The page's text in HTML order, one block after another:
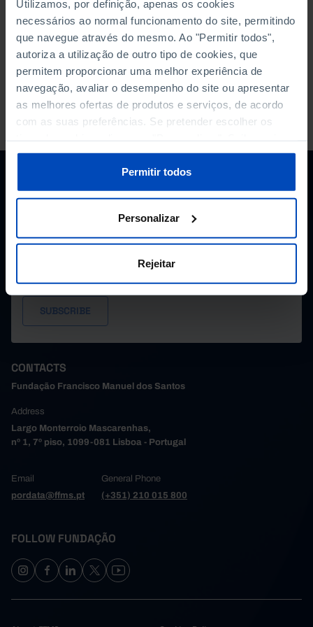
Utilizamos, por definição, apenas os cookies
necessários ao normal funcionamento do site, permitindo
que navegue através do mesmo. Ao "Permitir todos",
autoriza a utilização de outro tipo de cookies, que
permitem proporcionar uma melhor experiência de
navegação, avaliar o desempenho do site ou apresentar
as melhores ofertas de produtos e serviços, de acordo
com as suas preferências. Se pretender escolher os
sobre cookies através da gestão de preferências ou da
Política de Cookies.
Permitir todos
Personalizar
Rejeitar
Pordata.
PORDATA IS A PROJECT OF THE FUNDAÇÃO FRANCISCO MANUEL DOS
SANTOS.
SUBSCRIBE TO FUNDAÇÃO NEWSLETTER
E-MAIL
I consent to the processing of my personal data provided
herein, in accordance with the
CONTACTS
Fundação Francisco Manuel dos Santos
Address
Largo Monterroio Mascarenhas,
nº 1, 7º piso, 1099-081 Lisboa - Portugal
Email
pordata@ffms.pt
General Phone
(+351) 210 015 800
FOLLOW FUNDAÇÃO